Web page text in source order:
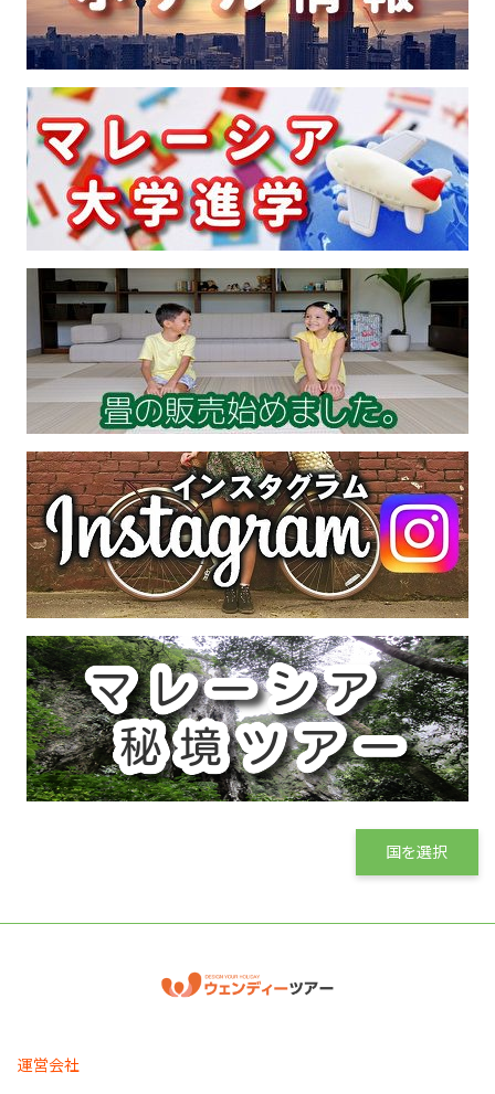
国を選択
運営会社